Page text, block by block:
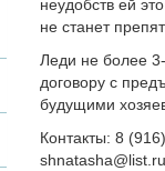
неудобств ей
не станет
Леди не более
договору с
будущими
Контакты: 8
shnatasha@list.ru